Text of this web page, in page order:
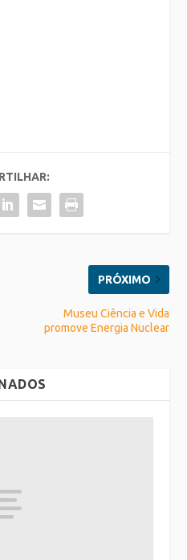
PRÓXIMO
Museu Ciência e Vida
promove Energia Nuclear